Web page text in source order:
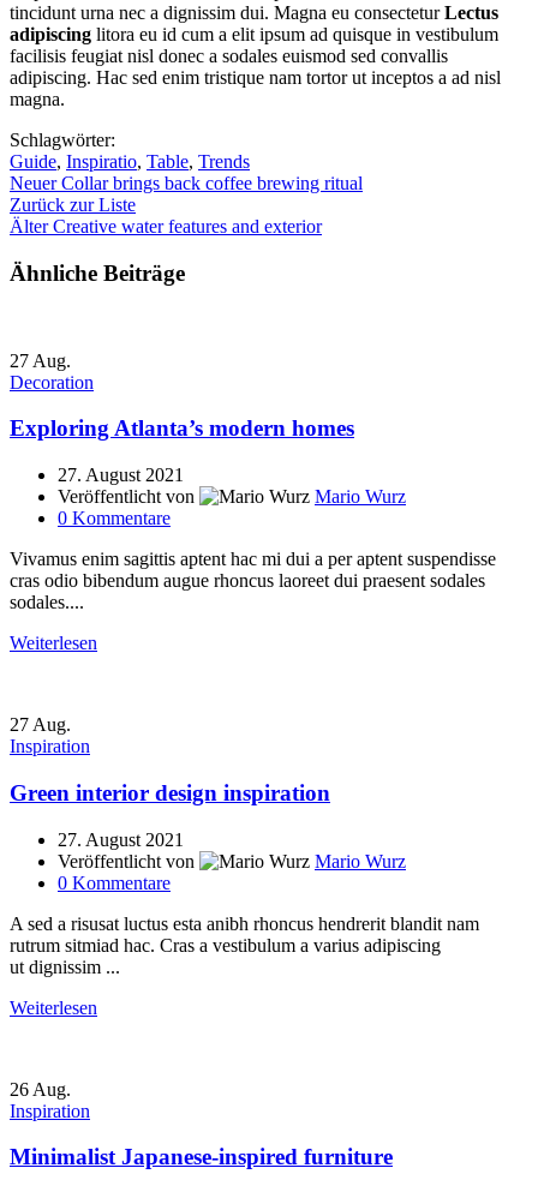
tincidunt urna nec a dignissim dui. Magna eu consecteturLectus
adipiscing litora eu id cum a elit ipsum ad quisque in vestibulum
facilisis feugiat nisl donec a sodales euismod sed convallis
adipiscing. Hac sed enim tristique nam tortor ut inceptos a ad nisl
magna.
Schlagwörter:
Guide, Inspiratio, Table, Trends
Neuer Collar brings back coffee brewing ritual
Zurück zur Liste
Älter Creative water features and exterior
Ähnliche Beiträge
27 Aug.
Decoration
Exploring Atlanta’s modern homes
27. August 2021
Veröffentlicht von
Mario Wurz
0 Kommentare
Vivamus enim sagittis aptent hac mi dui a per aptent suspendisse
cras odio bibendum augue rhoncus laoreet dui praesent sodales
sodales....
Weiterlesen
27 Aug.
Inspiration
Green interior design inspiration
27. August 2021
Veröffentlicht von
Mario Wurz
0 Kommentare
A sed a risusat luctus esta anibh rhoncus hendrerit blandit nam
rutrum sitmiad hac. Cras a vestibulum a varius adipiscing
ut dignissim ...
Weiterlesen
26 Aug.
Inspiration
Minimalist Japanese-inspired furniture